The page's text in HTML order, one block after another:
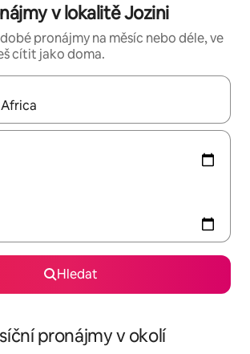
v lokalitě Jozini
pronájmy na měsíc nebo déle, ve
cítit jako doma.
k dispozici, můžeš si je procházet pomocí
Hledat
pronájmy v okolí